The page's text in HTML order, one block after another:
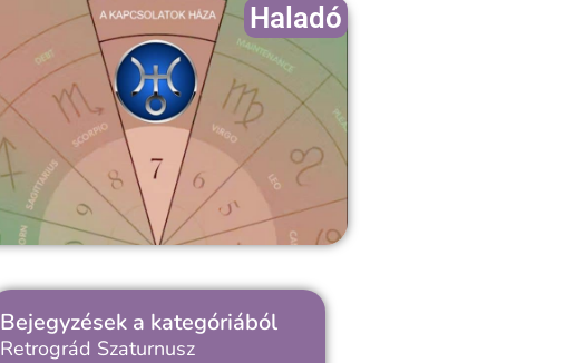
Haladó
Bejegyzések a kategóriából
Retrográd Szaturnusz